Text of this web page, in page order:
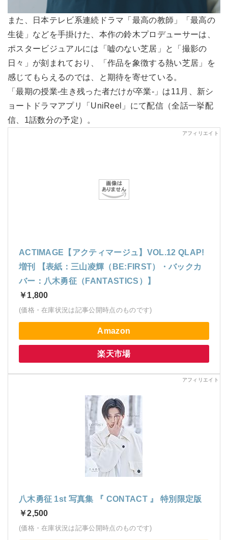
また、日本テレビ系連続ドラマ「最高の教師」「最高の
生徒」などを手掛けた、本作の鈴木プロデューサーは、
ポスタービジュアルには「嘘のない芝居」と「撮影の
日々」が刻まれており、「作品を象徴する熱い芝居」を
感じてもらえるのでは、と期待を寄せている。
「最期の授業-生き残った者だけが卒業-」は11月、新シ
ョートドラマアプリ「UniReel」にて配信（全話一挙配
信、1話数分の予定）。
ACTIMAGE【アクティマージュ】VOL.12 QLAP!
増刊 【表紙：三山凌輝（BE:FIRST）・バックカ
バー：八木勇征（FANTASTICS）】
￥1,800
(価格・在庫状況は記事公開時点のものです)
Amazon
楽天市場
八木勇征 1st 写真集 『 CONTACT 』 特別限定版
￥2,500
(価格・在庫状況は記事公開時点のものです)